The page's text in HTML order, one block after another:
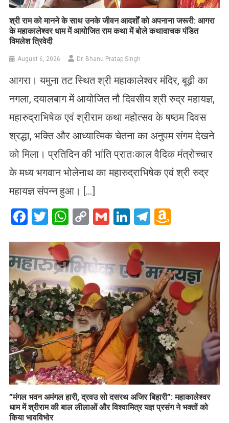
​श्री राम को मानने के साथ उनके जीवन आदर्शों को अपनाना जरूरी: आगरा
के महाकालेश्वर धाम में आयोजित राम कथा में बोले कथावाचक पंडित
विमलेश त्रिवेदी
August 6, 2026 Dr. Bhanu Pratap Singh
आगरा। यमुना तट स्थित श्री महाकालेश्वर मंदिर, बूढ़ी का
नगला, दयालबाग में आयोजित नौ दिवसीय श्री रुद्र महायज्ञ,
महारुद्राभिषेक एवं श्रीराम कथा महोत्सव के षष्ठम दिवस
श्रद्धा, भक्ति और आध्यात्मिक चेतना का अनुपम संगम देखने
को मिला। प्रतिदिन की भांति प्रातःकाल वैदिक मंत्रोच्चार
के मध्य भगवान भोलेनाथ का महारुद्राभिषेक एवं श्री रुद्र
महायज्ञ संपन्न हुआ। […]
Facebook
Twitter
WhatsApp
CopyGmailLinkedIn
Telegram
List
​”मंगल भवन अमंगल हारी, द्रवउ सो दसरथ अजिर बिहारी”: महाकालेश्वर
धाम में श्रीराम की बाल लीलाओं और विश्वामित्र यज्ञ प्रसंग ने भक्तों को
किया भावविभोर